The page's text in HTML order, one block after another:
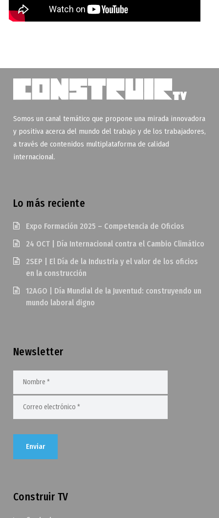
Somos un canal temático que propone una mirada innovadora
y positiva acerca del mundo del trabajo y de los trabajadores,
a través de contenidos multiplataforma de calidad
internacional.
Lo más reciente
Expo Formación 2025 – Competencia de Oficios
24 OCT | Día Internacional contra el Cambio Climático
2SEP | El Día de la Industria y el valor de los oficios
en la construcción
12AGO | Día Mundial de la Juventud: construyendo un
mundo laboral digno
Newsletter
Construir TV